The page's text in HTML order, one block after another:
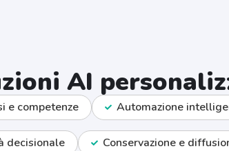
AI
e competenze Automazione
decisionale Conservazione e